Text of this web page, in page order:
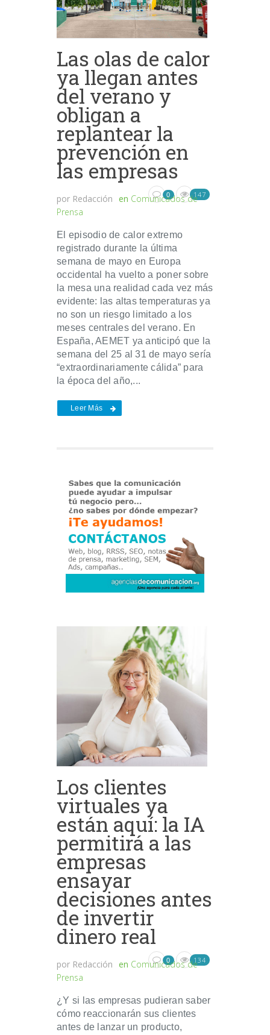
Las olas de calor
ya llegan antes
del verano y
obligan a
replantear la
prevención en
las empresas
por Redacción en Comunicados de
Prensa
0 147
El episodio de calor extremo
registrado durante la última
semana de mayo en Europa
occidental ha vuelto a poner sobre
la mesa una realidad cada vez más
evidente: las altas temperaturas ya
no son un riesgo limitado a los
meses centrales del verano. En
España, AEMET ya anticipó que la
semana del 25 al 31 de mayo sería
“extraordinariamente cálida” para
la época del año,...
Leer Más
Los clientes
virtuales ya
están aquí: la IA
permitirá a las
empresas
ensayar
decisiones antes
de invertir
dinero real
por Redacción en Comunicados de
Prensa
0 134
¿Y si las empresas pudieran saber
cómo reaccionarán sus clientes
antes de lanzar un producto,